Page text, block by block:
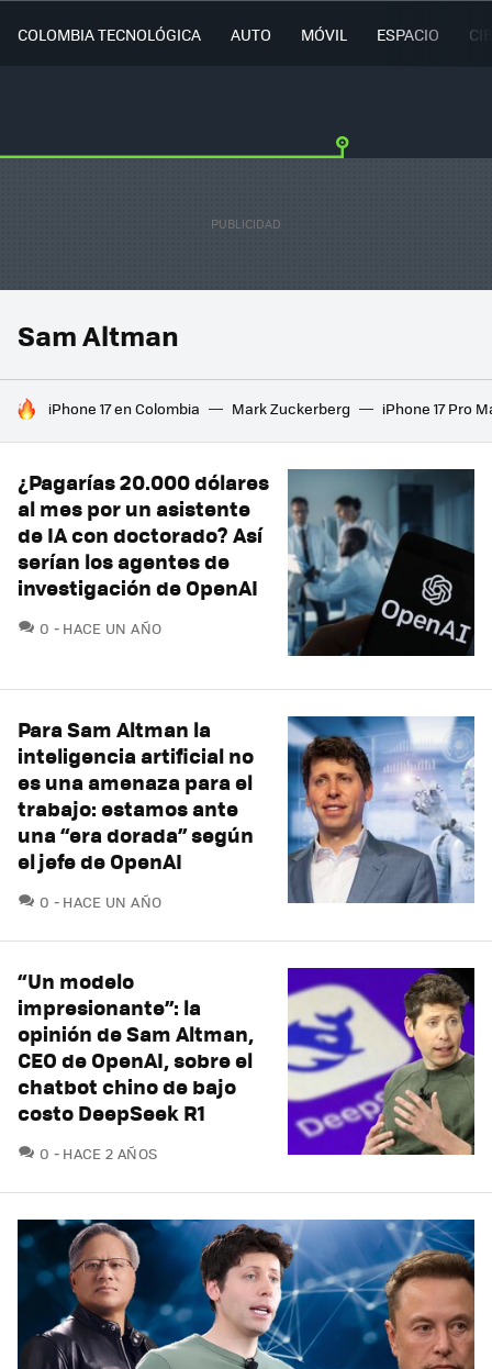
COLOMBIA TECNOLÓGICA AUTO MÓVIL ESPACIO
Sam Altman
HOY SE HABLA DE
iPhone 17 en Colombia Mark Zuckerberg iPhone 17 Pro
¿Pagarías 20.000 dólares
al mes por un asistente
de IA con doctorado? Así
serían los agentes de
investigación de OpenAI
0 COMENTARIOS
HACE UN AÑO
Para Sam Altman la
inteligencia artificial no
es una amenaza para el
trabajo: estamos ante
una “era dorada” según
el jefe de OpenAI
0 COMENTARIOS
HACE UN AÑO
“Un modelo
impresionante”: la
opinión de Sam Altman,
CEO de OpenAI, sobre el
chatbot chino de bajo
costo DeepSeek R1
0 COMENTARIOS
HACE 2 AÑOS